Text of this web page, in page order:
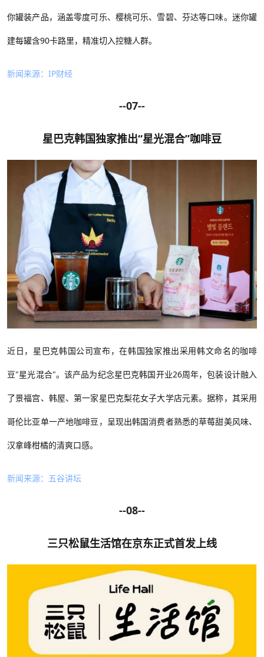
你罐装产品，涵盖零度可乐、樱桃可乐、雪碧、芬达等口味。迷你罐
建每罐含90卡路里，精准切入控糖人群。
新闻来源： IP财经
--07--
星巴克韩国独家推出“星光混合”咖啡豆
近日，星巴克韩国公司宣布，在韩国独家推出采用韩文命名的咖啡
豆"星光混合"。该产品为纪念星巴克韩国开业26周年，包装设计融入
了景福宫、韩屋、第一家星巴克梨花女子大学店元素。据称，其采用
哥伦比亚单一产地咖啡豆，呈现出韩国消费者熟悉的草莓甜美风味、
汉拿峰柑橘的清爽口感。
新闻来源：五谷讲坛
--08--
三只松鼠生活馆在京东正式首发上线